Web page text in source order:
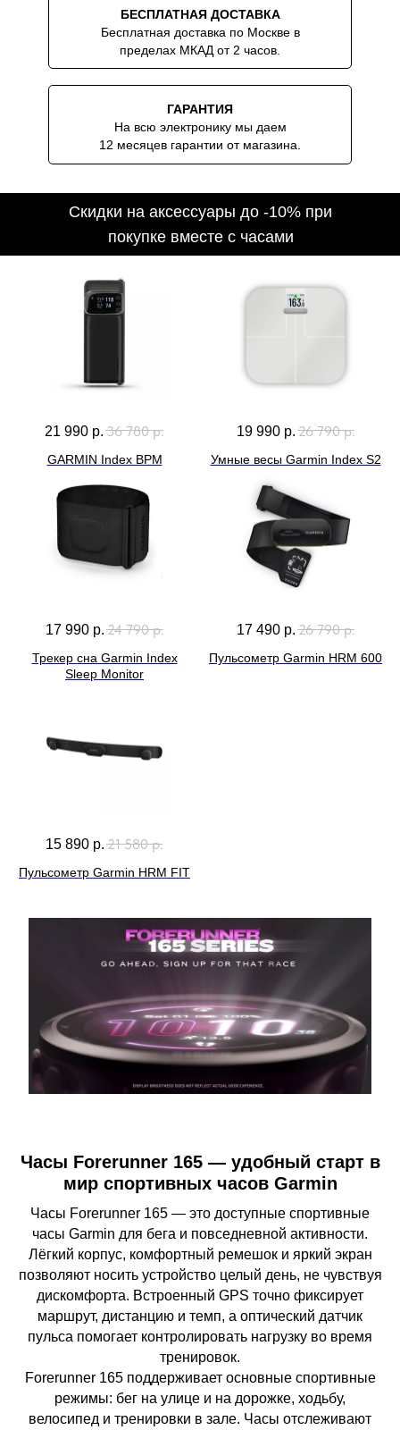
ГАРАНТИЯ
На всю электронику мы даем
12 месяцев гарантии от магазина.
БЕСПЛАТНАЯ ДОСТАВКА
Бесплатная доставка по Москве в
пределах МКАД от 2 часов.
21 990 р. 36 780 р.
GARMIN Index BPM
19 990 р. 26 790 р.
Умные весы Garmin Index S2
17 990 р. 24 790 р.
Трекер сна Garmin Index
Sleep Monitor
17 490 р. 26 790 р.
Пульсометр Garmin HRM 600
15 890 р. 21 580 р.
Пульсометр Garmin HRM FIT
Часы Forerunner 165 — удобный старт в
мир спортивных часов Garmin
Часы Forerunner 165 — это доступные спортивные
часы Garmin для бега и повседневной активности.
Лёгкий корпус, комфортный ремешок и яркий экран
позволяют носить устройство целый день, не чувствуя
дискомфорта. Встроенный GPS точно фиксирует
маршрут, дистанцию и темп, а оптический датчик
пульса помогает контролировать нагрузку во время
тренировок.
Forerunner 165 поддерживает основные спортивные
режимы: бег на улице и на дорожке, ходьбу,
велосипед и тренировки в зале. Часы отслеживают